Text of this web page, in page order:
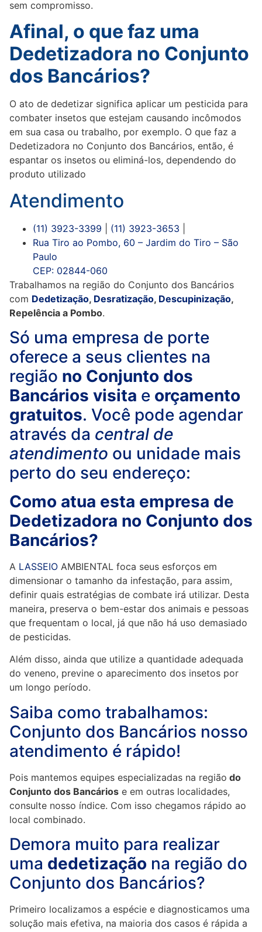
sem compromisso.
Afinal, o que faz uma
Dedetizadora no Conjunto
dos Bancários?
O ato de dedetizar significa aplicar um pesticida para
combater insetos que estejam causando incômodos
em sua casa ou trabalho, por exemplo. O que faz a
Dedetizadora no Conjunto dos Bancários, então, é
espantar os insetos ou eliminá-los, dependendo do
produto utilizado
Atendimento
(11) 3923-3399 (11) 3923-3653
Rua Tiro ao Pombo, 60 – Jardim do Tiro – São
Paulo
CEP: 02844-060
Trabalhamos na região do Conjunto dos Bancários
com Dedetização, Desratização, Descupinização,
Repelência a Pombo.
Só uma empresa de porte
oferece a seus clientes na
região no Conjunto dos
Bancários visita e orçamento
gratuitos. Você pode agendar
através da central de
atendimento ou unidade mais
perto do seu endereço:
Como atua esta empresa de
Dedetizadora no Conjunto dos
Bancários?
A LASSEIO AMBIENTAL foca seus esforços em
dimensionar o tamanho da infestação, para assim,
definir quais estratégias de combate irá utilizar. Desta
maneira, preserva o bem-estar dos animais e pessoas
que frequentam o local, já que não há uso demasiado
de pesticidas.
Além disso, ainda que utilize a quantidade adequada
do veneno, previne o aparecimento dos insetos por
um longo período.
Saiba como trabalhamos:
Conjunto dos Bancários nosso
atendimento é rápido!
Pois mantemos equipes especializadas na região do
Conjunto dos Bancários e em outras localidades,
consulte nosso índice. Com isso chegamos rápido ao
local combinado.
Demora muito para realizar
uma dedetização na região do
Conjunto dos Bancários?
Primeiro localizamos a espécie e diagnosticamos uma
solução mais efetiva, na maioria dos casos é rápida a